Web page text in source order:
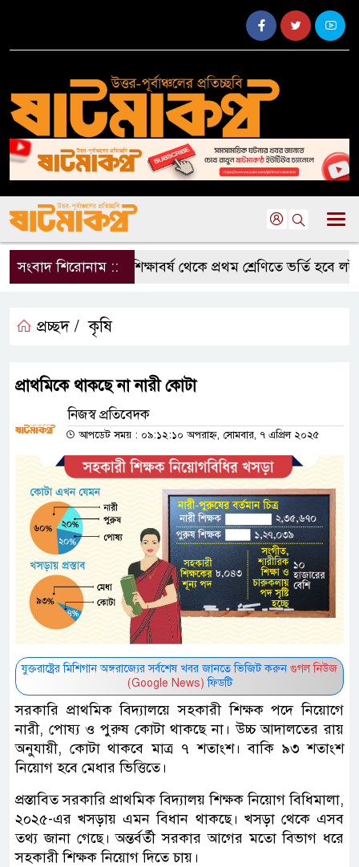
সংবাদ শিরোনাম ::
২০২৭ শিক্ষাবর্ষ থেকে প্রথম শ্রেণিতে ভর্তি হবে
প্রচ্ছদ / কৃষি
প্রাথমিকে থাকছে না নারী কোটা
নিজস্ব প্রতিবেদক
আপডেট সময় : ০৯:১২:১০ অপরাহ্ন, সোমবার, ৭ এপ্রিল ২০২৫
যুক্তরাষ্ট্রের মিশিগান অঙ্গরাজ্যের সর্বশেষ খবর জানতে ভিজিট করুন গুগল নিউজ
(Google News) ফিডটি
সরকারি প্রাথমিক বিদ্যালয়ে সহকারী শিক্ষক পদে নিয়োগে
নারী, পোষ্য ও পুরুষ কোটা থাকছে না। উচ্চ আদালতের রায়
অনুযায়ী, কোটা থাকবে মাত্র ৭ শতাংশ। বাকি ৯৩ শতাংশ
নিয়োগ হবে মেধার ভিত্তিতে।
প্রস্তাবিত সরকারি প্রাথমিক বিদ্যালয় শিক্ষক নিয়োগ বিধিমালা,
২০২৫-এর খসড়ায় এমন বিধান থাকছে। খসড়া থেকে এসব
তথ্য জানা গেছে। অন্তর্বর্তী সরকার আগের মতো বিভাগ ধরে
সহকারী শিক্ষক নিয়োগ দিতে চায়।